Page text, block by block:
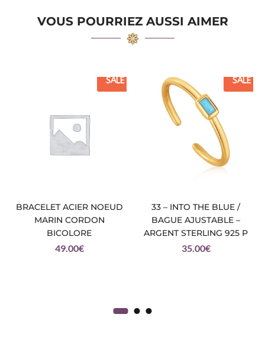
VOUS POURRIEZ AUSSI AIMER
SALE
BRACELET ACIER NOEUD
MARIN CORDON
BICOLORE
49.00€
SALE
33 – INTO THE BLUE /
BAGUE AJUSTABLE –
ARGENT STERLING 925 P
35.00€